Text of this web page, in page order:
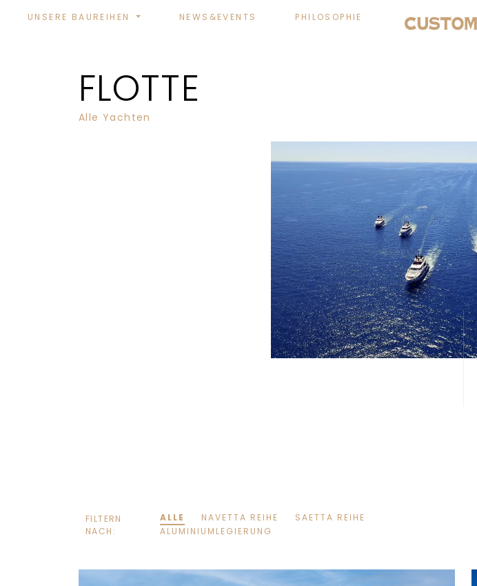
UNSERE BAUREIHEN NEWS&EVENTS PHILOSOPHIE
FLOTTE
Alle Yachten
FILTERN
NACH:
ALLE NAVETTA REIHE
SAETTA REIHE
ALUMINIUMLEGIERUNG